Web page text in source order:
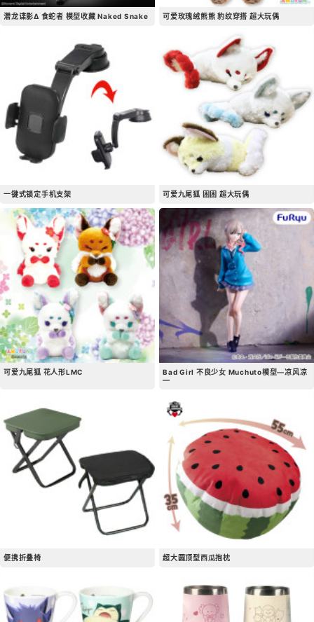
潜龙谍影Δ 食蛇者 模型收藏 Naked Snake 可爱玫瑰绒熊熊 豹纹穿搭 超大玩偶
一键式锁定手机支架 可爱九尾狐 困困 超大玩偶
可爱九尾狐 花人形LMC
Bad Girl 不良少女 Muchuto模型―凉风凉
―
便携折叠椅 超大圆顶型西瓜抱枕